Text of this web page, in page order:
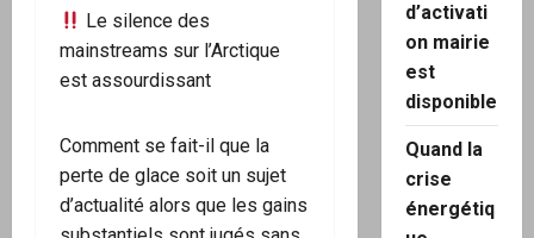
Le silence des
mainstreams sur l’Arctique
est assourdissant
Comment se fait-il que la
perte de glace soit un sujet
d’actualité alors que les gains
d’activati
on mairie
est
disponible
Quand la
crise
énergétiq